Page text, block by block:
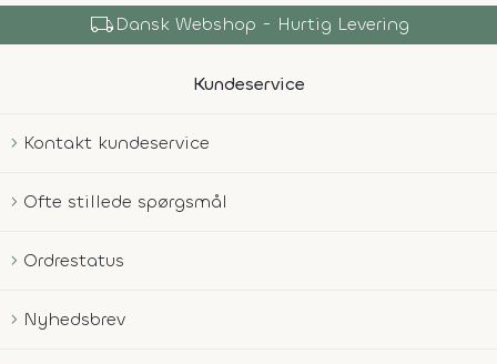
local_shippingDansk Webshop - Hurtig Levering
Kundeservice
Kontakt kundeservice
Ofte stillede spørgsmål
Ordrestatus
Nyhedsbrev